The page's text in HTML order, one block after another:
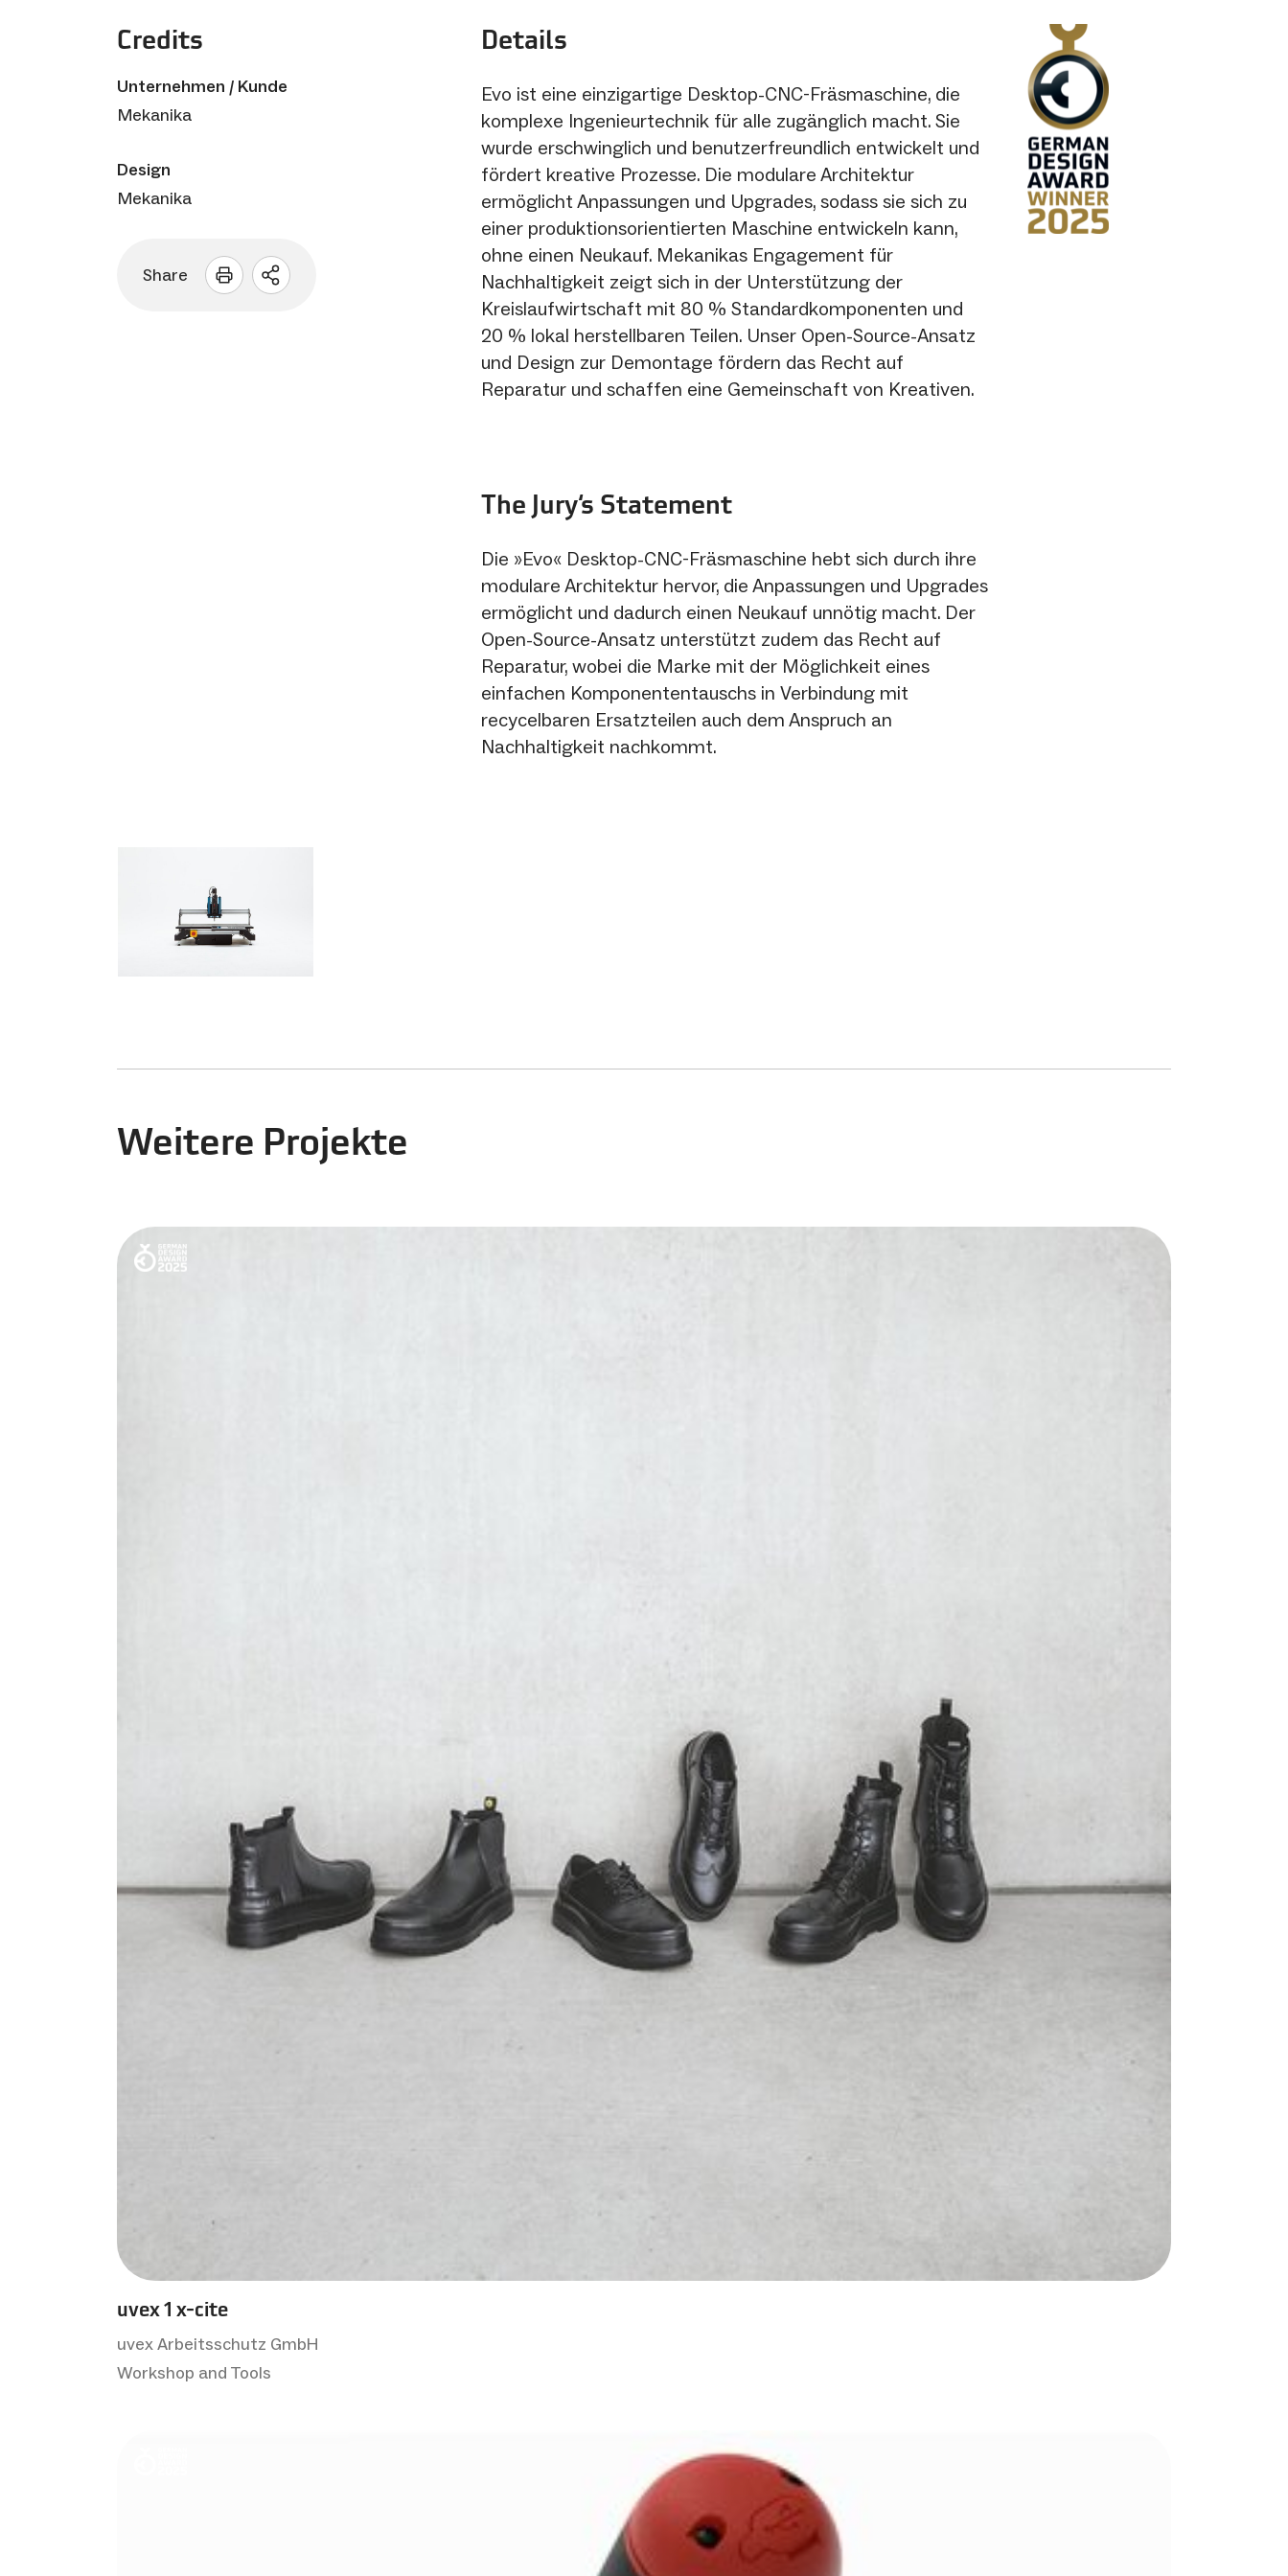
Credits
Unternehmen / Kunde
Mekanika
Design
Mekanika
Share
Sharing
Details
Evo ist eine einzigartige Desktop-CNC-Fräsmaschine, die
komplexe Ingenieurtechnik für alle zugänglich macht. Sie
wurde erschwinglich und benutzerfreundlich entwickelt und
fördert kreative Prozesse. Die modulare Architektur
ermöglicht Anpassungen und Upgrades, sodass sie sich zu
einer produktionsorientierten Maschine entwickeln kann,
ohne einen Neukauf. Mekanikas Engagement für
Nachhaltigkeit zeigt sich in der Unterstützung der
Kreislaufwirtschaft mit 80 % Standardkomponenten und
20 % lokal herstellbaren Teilen. Unser Open-Source-Ansatz
und Design zur Demontage fördern das Recht auf
Reparatur und schaffen eine Gemeinschaft von Kreativen.
The Jury‘s Statement
Die »Evo« Desktop-CNC-Fräsmaschine hebt sich durch ihre
modulare Architektur hervor, die Anpassungen und Upgrades
ermöglicht und dadurch einen Neukauf unnötig macht. Der
Open-Source-Ansatz unterstützt zudem das Recht auf
Reparatur, wobei die Marke mit der Möglichkeit eines
einfachen Komponententauschs in Verbindung mit
recycelbaren Ersatzteilen auch dem Anspruch an
Nachhaltigkeit nachkommt.
Weitere Projekte
uvex 1 x-cite
uvex Arbeitsschutz GmbH
Workshop and Tools